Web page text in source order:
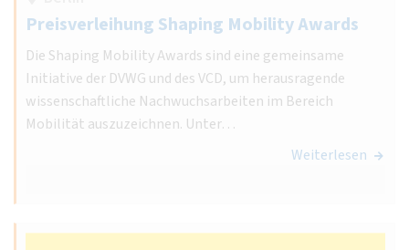
Preisverleihung Shaping Mobility Awards
Die Shaping Mobility Awards sind eine gemeinsame
Initiative der DVWG und des VCD, um herausragende
wissenschaftliche Nachwuchsarbeiten im Bereich
Mobilität auszuzeichnen. Unter…
Weiterlesen